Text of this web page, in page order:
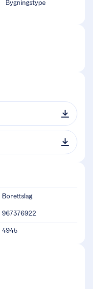
Bygningstype
Borettslag
967376922
4945